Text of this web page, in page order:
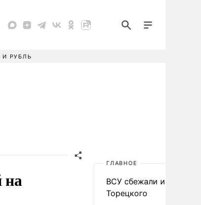
И РУБЛЬ
на
ГЛАВНОЕ
ВСУ сбежали из
Торецкого